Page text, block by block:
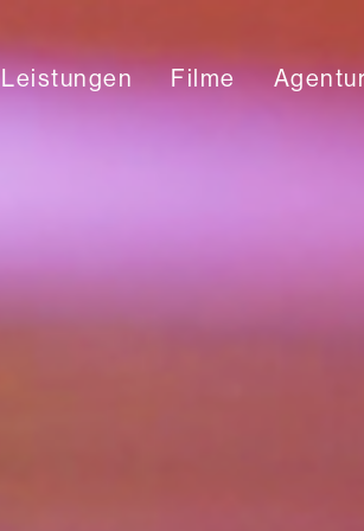
Leistungen Filme